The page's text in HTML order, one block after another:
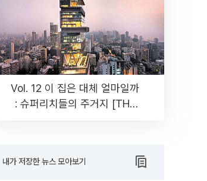
Vol. 12 이 집은 대체 얼마일까
: 슈퍼리치들의 주거지 [THE
내가 저장한 뉴스 모아보기